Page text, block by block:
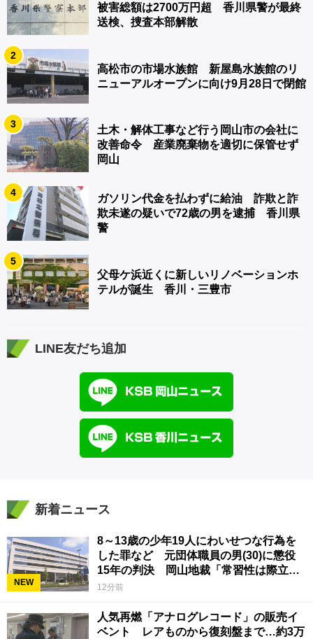
被害総額は2700万円超 香川県警が最終
送検、捜査本部解散
2
高松市の市場水族館 新屋島水族館のリ
ニューアルオープンに向け9月28日で閉館
3
土木・解体工事など行う岡山市の会社に
改善命令 産業廃棄物を適切に保管せず
岡山
4
ガソリン代金を払わずに給油 詐欺と詐
欺未遂の疑いで72歳の男を逮捕 香川県
警
5
父母ケ浜近くに新しいリノベーションホ
テルが誕生 香川・三豊市
LINE友だち追加
新着ニュース
NEW
8～13歳の少年19人にわいせつな行為を
した罪など 元団体職員の男(30)に懲役
15年の判決 岡山地裁「常習性は際立っ
ていて被害結果も非常に重い」
12分前
人気再燃「アナログレコード」の販売イ
ベント レアものから復刻盤まで…約3万